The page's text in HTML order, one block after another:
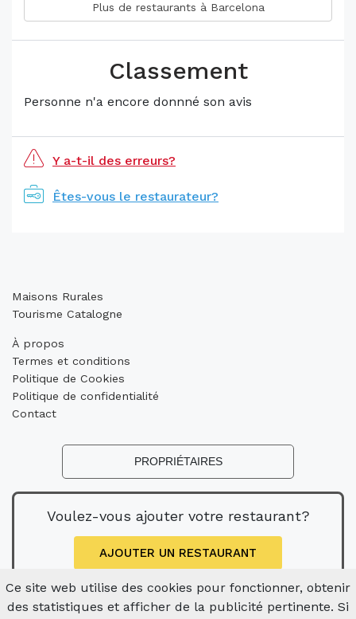
Plus de restaurants à Barcelona
Classement
Personne n'a encore donnné son avis
Y a-t-il des erreurs?
Êtes-vous le restaurateur?
Maisons Rurales
Tourisme Catalogne
À propos
Termes et conditions
Politique de Cookies
Politique de confidentialité
Contact
PROPRIÉTAIRES
Voulez-vous ajouter votre restaurant?
AJOUTER UN RESTAURANT
Ce site web utilise des cookies pour fonctionner, obtenir
des statistiques et afficher de la publicité pertinente. Si